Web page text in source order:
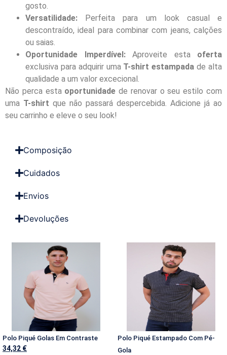
gosto.
Versatilidade: Perfeita para um look casual e
descontraído, ideal para combinar com jeans, calções
ou saias.
Oportunidade Imperdível:Aproveite esta oferta
exclusiva para adquirir uma T-shirt estampada de alta
qualidade a um valor excecional.
Não perca esta oportunidade de renovar o seu estilo com
uma T-shirt que não passará despercebida. Adicione já ao
seu carrinho e eleve o seu look!
Composição
Cuidados
Envios
Devoluções
Polo Piqué Golas Em Contraste
34,32 €
Polo Piqué Estampado Com Pé-
Gola